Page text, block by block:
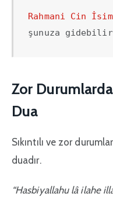
Rahmani Cin
şunuza
Zor
Dua
Sıkıntılı ve zor
duadır.
“Hasbiyallahu lâ ilahe